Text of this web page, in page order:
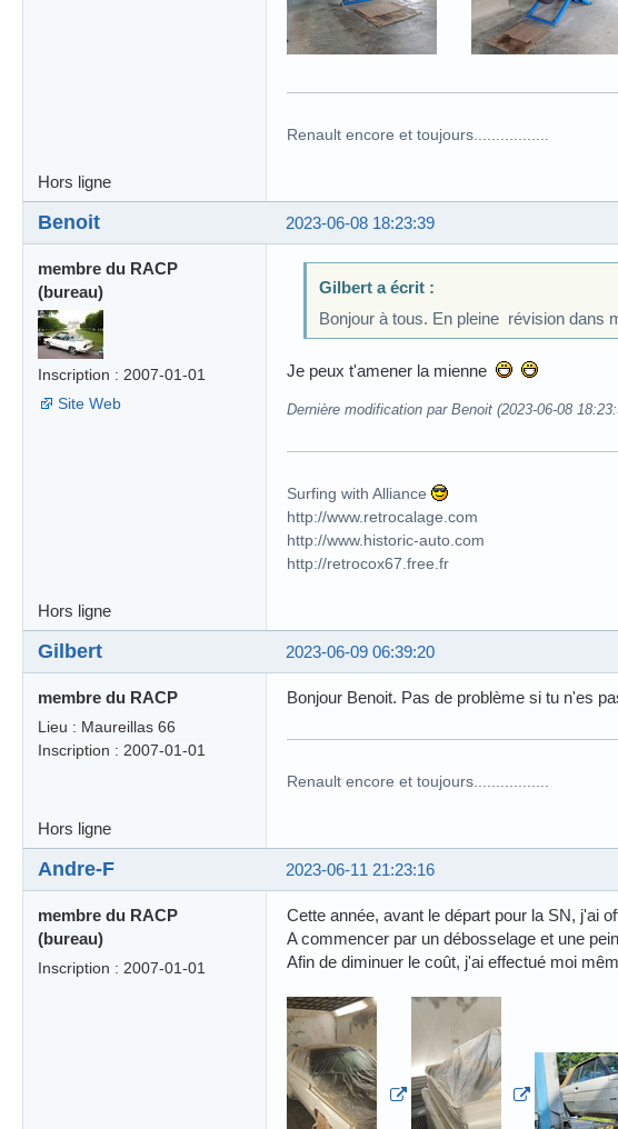
Renault encore et toujours.................
Hors ligne
2023-06-08 18:23:39
Benoit
membre du RACP
(bureau)
Inscription : 2007-01-01
Site Web
Gilbert a écrit :
Bonjour à tous. En pleine révision dans
Je peux t'amener la mienne
Dernière modification par Benoit (2023-06-08
Surfing with Alliance
http://www.retrocalage.com
http://www.historic-auto.com
http://retrocox67.free.fr
Hors ligne
2023-06-09 06:39:20
Gilbert
membre du RACP
Lieu : Maureillas 66
Inscription : 2007-01-01
Bonjour Benoit. Pas de problème si tu n'es
Renault encore et toujours.................
Hors ligne
2023-06-11 21:23:16
Andre-F
membre du RACP
(bureau)
Inscription : 2007-01-01
Cette année, avant le départ pour la SN, j'ai
A commencer par un débosselage et une
Afin de diminuer le coût, j'ai effectué moi